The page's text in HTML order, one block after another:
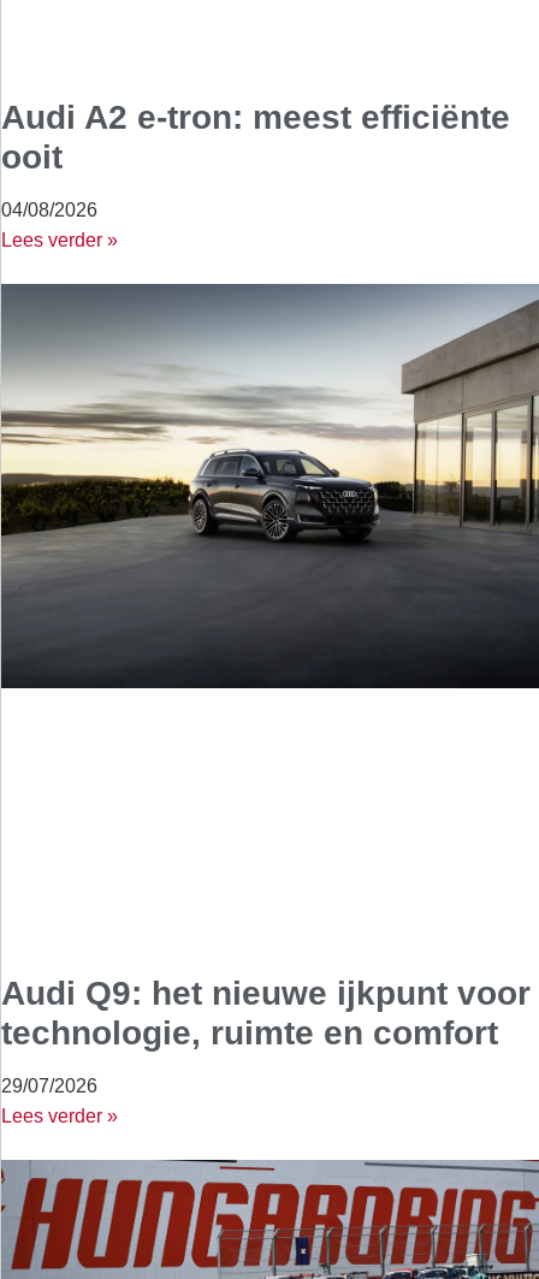
Audi A2 e-tron: meest efficiënte
ooit
04/08/2026
Lees verder »
Audi Q9: het nieuwe ijkpunt voor
technologie, ruimte en comfort
29/07/2026
Lees verder »